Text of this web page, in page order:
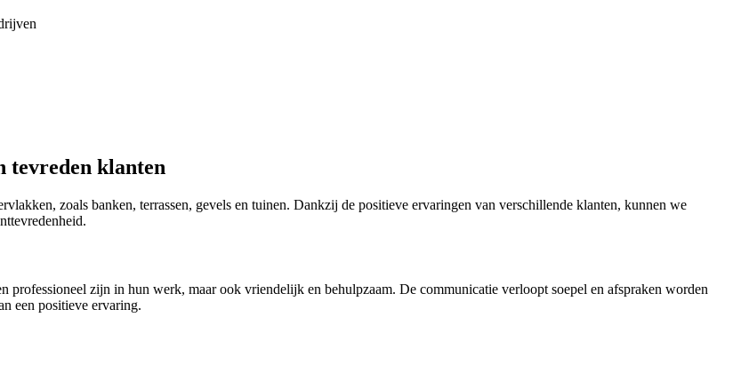
tevreden klanten
zoals banken, terrassen, gevels en tuinen. Dankzij de positieve ervaringen van verschillende klanten, kunnen we
zijn in hun werk, maar ook vriendelijk en behulpzaam. De communicatie verloopt soepel en afspraken worden
een positieve ervaring.